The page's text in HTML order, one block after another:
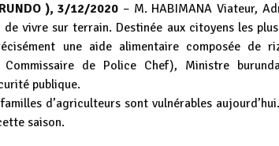
), 3/12/2020 – M. HABIMANA Viateur,
vivre sur terrain. Destinée aux citoyens les
une aide alimentaire composée
Commissaire de Police Chef), Ministre
publique.
d’agriculteurs sont vulnérables
saison.